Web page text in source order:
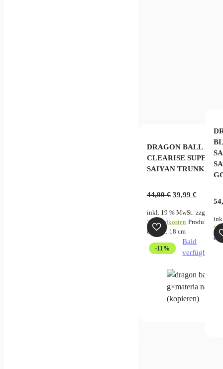
DRAGON BALL Z
CLEARISE SUPER
SAIYAN TRUNKS
44,99€ Ursprünglicher
war:
44,99 €
39,99 €
ist:
39,99 €.
inkl. 19 % MwSt. zzgl.
Versandkosten Produkt
enthält: 18 cm
Bald
verfügbar
-11%